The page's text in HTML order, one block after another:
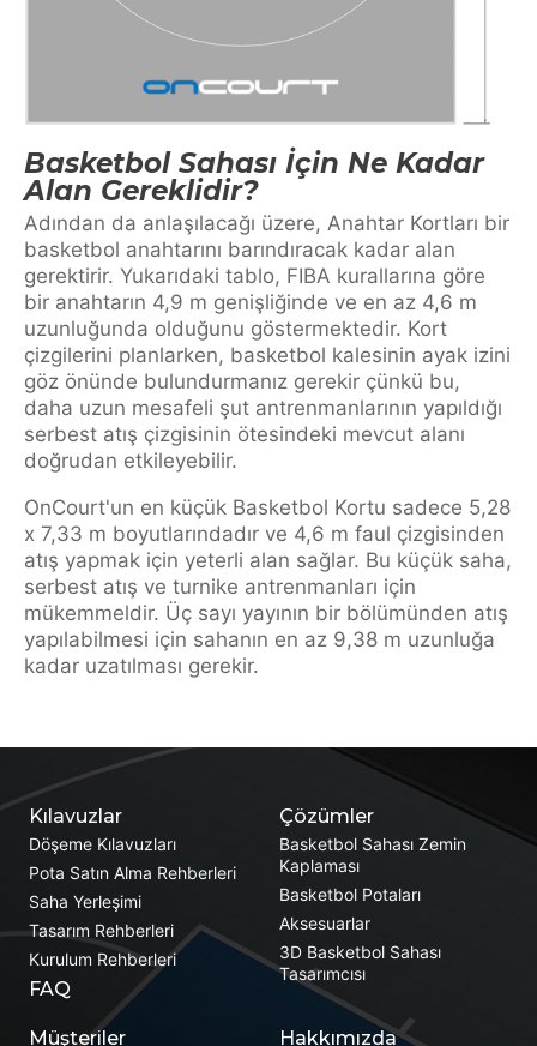
Basketbol Sahası İçin Ne Kadar
Alan Gereklidir?
Adından da anlaşılacağı üzere, Anahtar Kortları bir
basketbol anahtarını barındıracak kadar alan
gerektirir. Yukarıdaki tablo, FIBA kurallarına göre
bir anahtarın 4,9 m genişliğinde ve en az 4,6 m
uzunluğunda olduğunu göstermektedir. Kort
çizgilerini planlarken, basketbol kalesinin ayak izini
göz önünde bulundurmanız gerekir çünkü bu,
daha uzun mesafeli şut antrenmanlarının yapıldığı
serbest atış çizgisinin ötesindeki mevcut alanı
doğrudan etkileyebilir.
OnCourt'un en küçük Basketbol Kortu sadece 5,28
x 7,33 m boyutlarındadır ve 4,6 m faul çizgisinden
atış yapmak için yeterli alan sağlar. Bu küçük saha,
serbest atış ve turnike antrenmanları için
mükemmeldir. Üç sayı yayının bir bölümünden atış
yapılabilmesi için sahanın en az 9,38 m uzunluğa
kadar uzatılması gerekir.
Çözümler
Basketbol Sahası Zemin
Kaplaması
Basketbol Potaları
Aksesuarlar
3D Basketbol Sahası
Tasarımcısı
Kılavuzlar
Döşeme Kılavuzları
Pota Satın Alma Rehberleri
Saha Yerleşimi
Tasarım Rehberleri
Kurulum Rehberleri
FAQ
Müşteriler Hakkımızda